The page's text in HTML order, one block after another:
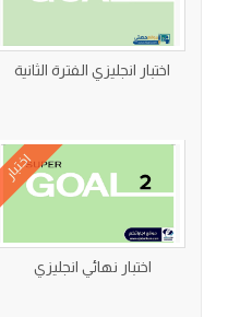
اختبار انجليزي الفترة الثانية
اختبار
اختبار نهائي انجليزي